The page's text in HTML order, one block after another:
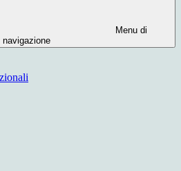
Menu di
navigazione